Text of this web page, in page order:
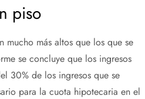
piso
mucho más altos que los que se
se concluye que los ingresos
30% de los ingresos que se
para la cuota hipotecaria en el